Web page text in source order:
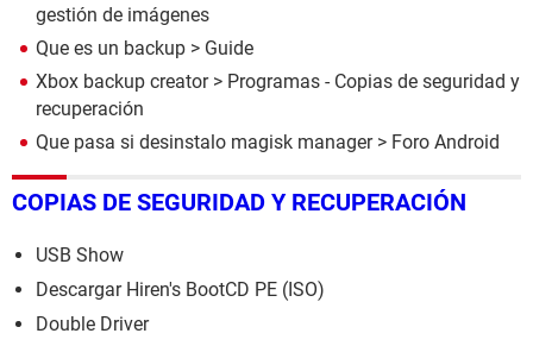
gestión de imágenes
Que es un backup > Guide
Xbox backup creator> Programas - Copias de seguridad y
recuperación
Que pasa si desinstalo magisk manager> Foro Android
COPIAS DE SEGURIDAD Y RECUPERACIÓN
USB Show
Descargar Hiren's BootCD PE (ISO)
Double Driver